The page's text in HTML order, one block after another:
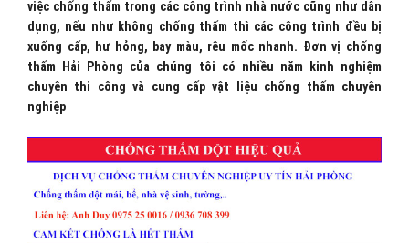
việc chống thấm trong các công trình nhà nước cũng như dân
dụng, nếu như không chống thấm thì các công trình đều bị
xuống cấp, hư hỏng, bay màu, rêu mốc nhanh. Đơn vị chống
thấm Hải Phòng của chúng tôi có nhiều năm kinh nghiệm
chuyên thi công và cung cấp vật liệu chống thấm chuyên
nghiệp